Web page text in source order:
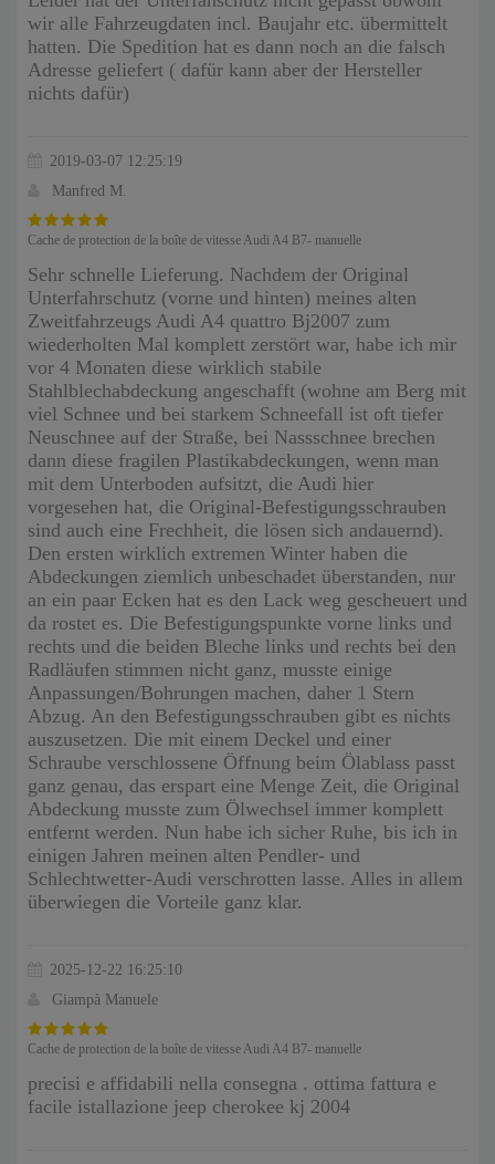
wir alle Fahrzeugdaten incl. Baujahr etc. übermittelt
hatten. Die Spedition hat es dann noch an die falsch
Adresse geliefert ( dafür kann aber der Hersteller
nichts dafür)
2019-03-07 12:25:19
Manfred M.
Cache de protection de la boîte de vitesse Audi A4 B7- manuelle
Sehr schnelle Lieferung. Nachdem der Original
Unterfahrschutz (vorne und hinten) meines alten
Zweitfahrzeugs Audi A4 quattro Bj2007 zum
wiederholten Mal komplett zerstört war, habe ich mir
vor 4 Monaten diese wirklich stabile
Stahlblechabdeckung angeschafft (wohne am Berg mit
viel Schnee und bei starkem Schneefall ist oft tiefer
Neuschnee auf der Straße, bei Nassschnee brechen
dann diese fragilen Plastikabdeckungen, wenn man
mit dem Unterboden aufsitzt, die Audi hier
vorgesehen hat, die Original-Befestigungsschrauben
sind auch eine Frechheit, die lösen sich andauernd).
Den ersten wirklich extremen Winter haben die
Abdeckungen ziemlich unbeschadet überstanden, nur
an ein paar Ecken hat es den Lack weg gescheuert und
da rostet es. Die Befestigungspunkte vorne links und
rechts und die beiden Bleche links und rechts bei den
Radläufen stimmen nicht ganz, musste einige
Anpassungen/Bohrungen machen, daher 1 Stern
Abzug. An den Befestigungsschrauben gibt es nichts
auszusetzen. Die mit einem Deckel und einer
Schraube verschlossene Öffnung beim Ölablass passt
ganz genau, das erspart eine Menge Zeit, die Original
Abdeckung musste zum Ölwechsel immer komplett
entfernt werden. Nun habe ich sicher Ruhe, bis ich in
einigen Jahren meinen alten Pendler- und
Schlechtwetter-Audi verschrotten lasse. Alles in allem
überwiegen die Vorteile ganz klar.
2025-12-22 16:25:10
Giampà Manuele
Cache de protection de la boîte de vitesse Audi A4 B7- manuelle
precisi e affidabili nella consegna . ottima fattura e
facile istallazione jeep cherokee kj 2004